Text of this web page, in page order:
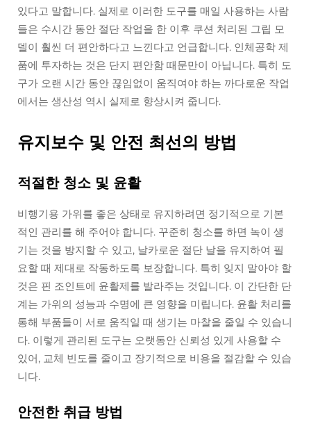
있다고 말합니다. 실제로 이러한 도구를 매일 사용하는 사람
들은 수시간 동안 절단 작업을 한 이후 쿠션 처리된 그립 모
델이 훨씬 더 편안하다고 느낀다고 언급합니다. 인체공학 제
품에 투자하는 것은 단지 편안함 때문만이 아닙니다. 특히 도
구가 오랜 시간 동안 끊임없이 움직여야 하는 까다로운 작업
에서는 생산성 역시 실제로 향상시켜 줍니다.
유지보수 및 안전 최선의 방법
적절한 청소 및 윤활
비행기용 가위를 좋은 상태로 유지하려면 정기적으로 기본
적인 관리를 해 주어야 합니다. 꾸준히 청소를 하면 녹이 생
기는 것을 방지할 수 있고, 날카로운 절단 날을 유지하여 필
요할 때 제대로 작동하도록 보장합니다. 특히 잊지 말아야 할
것은 핀 조인트에 윤활제를 발라주는 것입니다. 이 간단한 단
계는 가위의 성능과 수명에 큰 영향을 미립니다. 윤활 처리를
통해 부품들이 서로 움직일 때 생기는 마찰을 줄일 수 있습니
다. 이렇게 관리된 도구는 오랫동안 신뢰성 있게 사용할 수
있어, 교체 빈도를 줄이고 장기적으로 비용을 절감할 수 있습
니다.
안전한 취급 방법